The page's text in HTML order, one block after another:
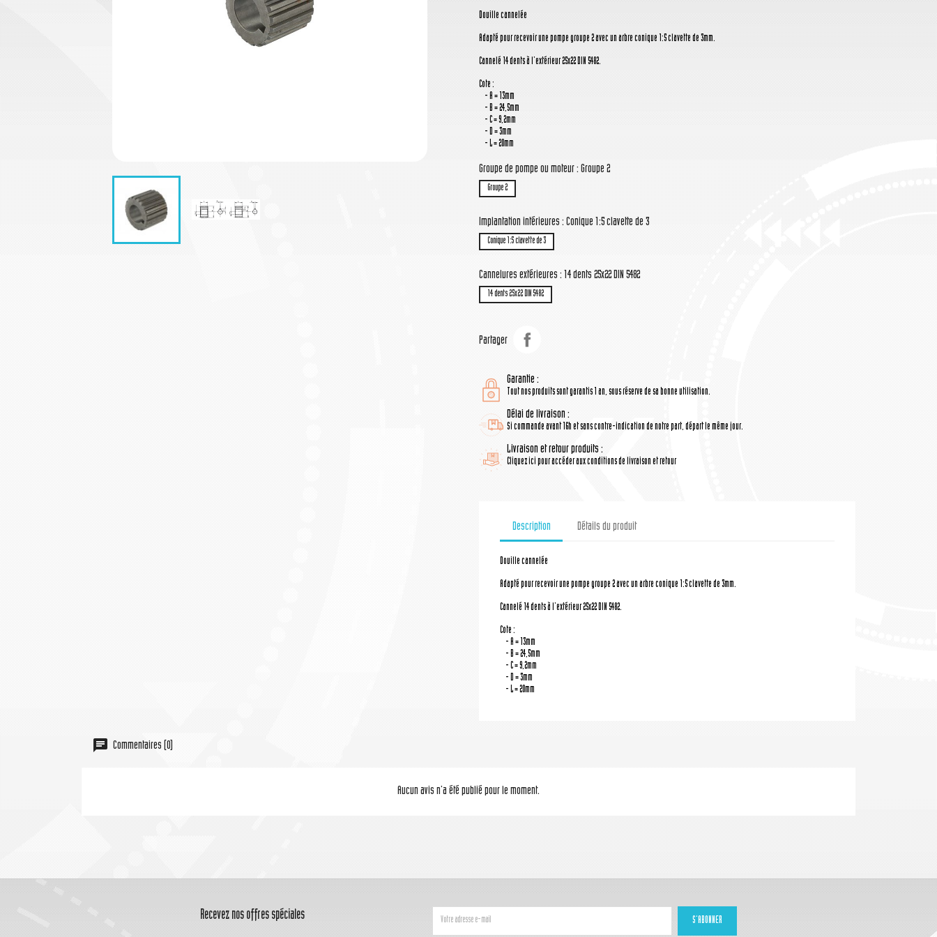
Douille cannelée
Adapté pour recevoir une pompe groupe 2 avec un arbre conique 1:5 clavette de 3mm.
Cannelé 14 dents à l'extérieur 25x22 DIN 5482.
Cote :
- A = 13mm
- B = 24,5mm
- C = 9,2mm
- D = 3mm
- L = 20mm
Groupe de pompe ou moteur : Groupe 2
Groupe 2
Implantation intérieures : Conique 1:5 clavette de 3
Conique 1:5 clavette de 3
Cannelures extérieures : 14 dents 25x22 DIN 5482
14 dents 25x22 DIN 5482
Partager
Garantie :
Tout nos produits sont garantis 1 an, sous réserve de sa bonne utilisation.
Délai de livraison :
Si commande avant 16h et sans contre-indication de notre part, départ le même jour.
Livraison et retour produits :
Cliquez ici pour accéder aux conditions de livraison et retour
Description Détails du produit
Douille cannelée
Adapté pour recevoir une pompe groupe 2 avec un arbre conique 1:5 clavette de 3mm.
Cannelé 14 dents à l'extérieur 25x22 DIN 5482.
Cote :
- A = 13mm
- B = 24,5mm
- C = 9,2mm
- D = 3mm
- L = 20mm
Commentaires (0)
Aucun avis n'a été publié pour le moment.
Recevez nos offres spéciales